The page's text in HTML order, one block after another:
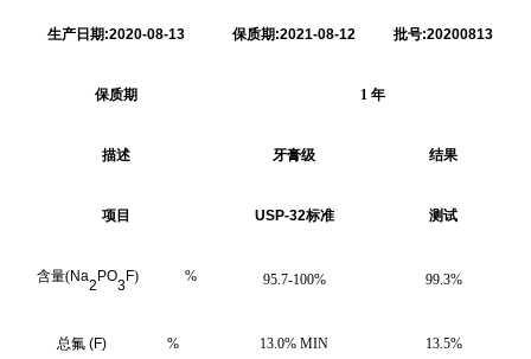
生产日期:2020-08-13 保质期:2021-08-12 批号:20200813
保质期 1 年
描述 牙膏级 结果
项目 USP-32标准 测试
含量(Na
2
PO
3
F) % 95.7-100% 99.3%
总氟 (F) % 13.0% MIN 13.5%